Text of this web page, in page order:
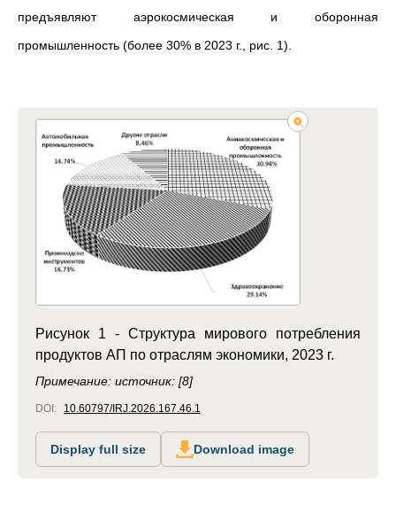
предъявляют аэрокосмическая и оборонная
промышленность (более 30% в 2023 г., рис. 1).
Рисунок 1 - Структура мирового потребления
продуктов АП по отраслям экономики, 2023 г.
Примечание: источник: [8]
DOI: 10.60797/IRJ.2026.167.46.1
Display full size Download image